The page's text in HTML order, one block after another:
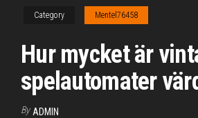
Category Mentel76458
Hur mycket är
spelautomater
By ADMIN